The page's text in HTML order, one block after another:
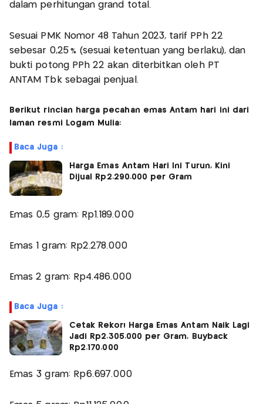
dalam perhitungan grand total.
Sesuai PMK Nomor 48 Tahun 2023, tarif PPh 22
sebesar 0,25 % (sesuai ketentuan yang berlaku), dan
bukti potong PPh 22 akan diterbitkan oleh PT
ANTAM Tbk sebagai penjual.
Berikut rincian harga pecahan emas Antam hari ini dari
laman resmi Logam Mulia:
Baca Juga :
Harga Emas Antam Hari Ini Turun, Kini
Dijual Rp2.290.000 per Gram
Emas 0,5 gram: Rp1.189.000
Emas 1 gram: Rp2.278.000
Emas 2 gram: Rp4.486.000
Baca Juga :
Cetak Rekor! Harga Emas Antam Naik Lagi
Jadi Rp2.305.000 per Gram, Buyback
Rp2.170.000
Emas 3 gram: Rp6.697.000